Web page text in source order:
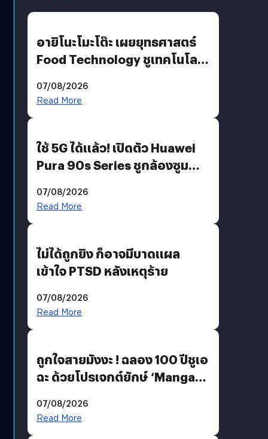
อายิโนะโมะโต๊ะ เผยยุทธศาสตร์
Food Technology ชูเทคโนโลยี
บริโภคและ B2B
07/08/2026
Read More
ใช้ 5G ได้แล้ว! เปิดตัว Huawei
Pura 90s Series ชูกล้องซูม
07/08/2026
Read More
ไม่ได้ถูกยิง ก็อาจมีบาดแผล
เข้าใจ PTSD หลังเหตุร้าย
07/08/2026
Read More
ถูกใจสายมังงะ ! ฉลอง 100 ปีชูเอ
ฉะ ด้วยโปรเจกต์ยักษ์ ‘Manga
มีภาษาไทยด้วย
07/08/2026
Read More